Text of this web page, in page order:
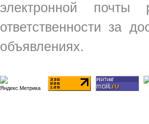
электронной
ответственности за
объявлениях.